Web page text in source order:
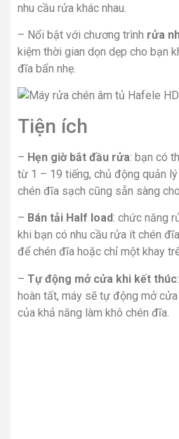
nhu cầu rửa khác nhau.
– Nổi bật với chương trình rửa
kiệm thời gian dọn dẹp cho bạn
đĩa bẩn nhẹ.
Tiện ích
– Hẹn giờ bắt đầu rửa: bạn có
từ 1 – 19 tiếng, chủ động quản
chén đĩa sạch cũng sẵn sàng
– Bán tải Half load: chức năng
khi bạn có nhu cầu rửa ít chén
để chén đĩa hoặc chỉ một khay
– Tự động mở cửa khi kết thúc
hoàn tất, máy sẽ tự động mở
của khả năng làm khô chén đĩa.